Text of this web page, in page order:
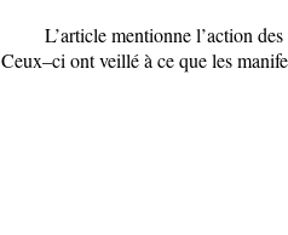
L’article mentionne l’action
Ceux–ci ont veillé à ce que les